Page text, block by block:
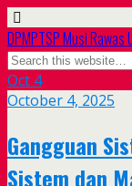
DPMPTSP Musi Rawas
Oct 4
October 4, 2025
Gangguan
Sistem dan